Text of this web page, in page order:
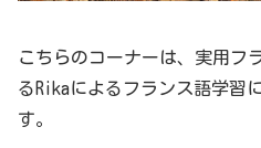
こちらのコーナーは、実用フ
るRikaによるフランス語学習
す。